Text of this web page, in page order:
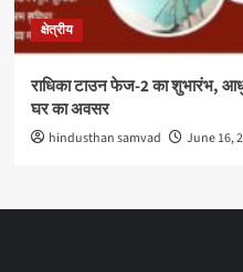
क्षेत्रीय
राधिका टाउन फेज-2 का शुभारंभ,
घर का अवसर
hindusthan samvad June 16,